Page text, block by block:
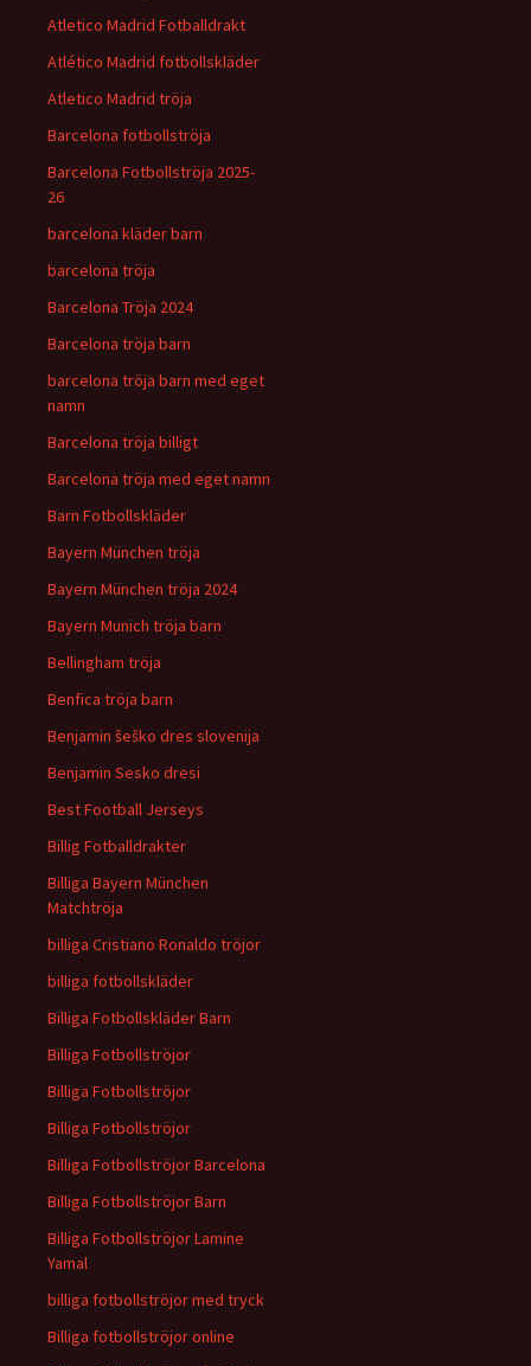
Atletico Madrid Fotballdrakt
Atlético Madrid fotbollskläder
Atletico Madrid tröja
Barcelona fotbollströja
Barcelona Fotbollströja 2025-
26
barcelona kläder barn
barcelona tröja
Barcelona Tröja 2024
Barcelona tröja barn
barcelona tröja barn med eget
namn
Barcelona tröja billigt
Barcelona tröja med eget namn
Barn Fotbollskläder
Bayern München tröja
Bayern München tröja 2024
Bayern Munich tröja barn
Bellingham tröja
Benfica tröja barn
Benjamin šeško dres slovenija
Benjamin Sesko dresi
Best Football Jerseys
Billig Fotballdrakter
Billiga Bayern München
Matchtröja
billiga Cristiano Ronaldo tröjor
billiga fotbollskläder
Billiga Fotbollskläder Barn
Billiga Fotbollströjor
Billiga Fotbollströjor
Billiga Fotbollströjor
Billiga Fotbollströjor Barcelona
Billiga Fotbollströjor Barn
Billiga Fotbollströjor Lamine
Yamal
billiga fotbollströjor med tryck
Billiga fotbollströjor online